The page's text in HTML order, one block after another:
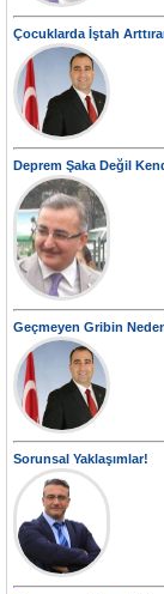
Çocuklarda İştah
Deprem Şaka Değil
Geçmeyen Gribin
Sorunsal Yaklaşımlar!